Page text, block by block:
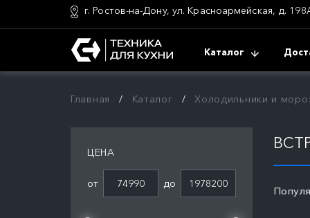
г. Ростов-на-Дону, ул. Красноармейская, д.
Каталог
Главная Каталог Холодильники и
ЦЕНА
от до